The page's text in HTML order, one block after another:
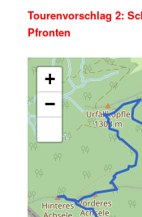
Tourenvorschlag 2:
Pfronten
+
−